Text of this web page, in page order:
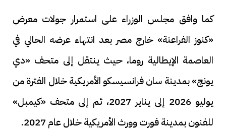
كما وافق مجلس الوزراء على استمرار جولات معرض
«كنوز الفراعنة» خارج مصر بعد انتهاء عرضه الحالي في
العاصمة الإيطالية روما، حيث ينتقل إلى متحف «دي
يونج» بمدينة سان فرانسيسكو الأمريكية خلال الفترة من
يوليو 2026 إلى يناير 2027، ثم إلى متحف «كيمبل»
للفنون بمدينة فورت وورث الأمريكية خلال عام 2027.